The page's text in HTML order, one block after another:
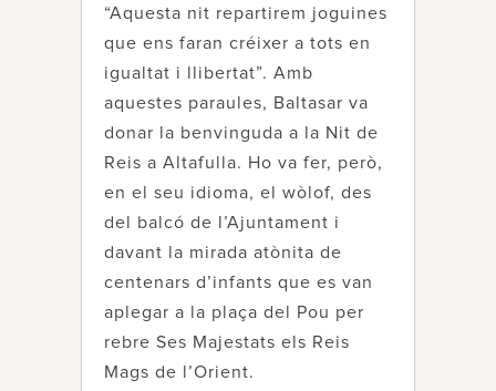
“Aquesta nit repartirem joguines
que ens faran créixer a tots en
igualtat i llibertat”. Amb
aquestes paraules, Baltasar va
donar la benvinguda a la Nit de
Reis a Altafulla. Ho va fer, però,
en el seu idioma, el wòlof, des
del balcó de l’Ajuntament i
davant la mirada atònita de
centenars d’infants que es van
aplegar a la plaça del Pou per
rebre Ses Majestats els Reis
Mags de l’Orient.